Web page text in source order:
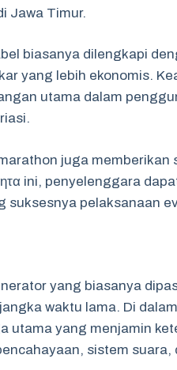
Jawa Timur.
biasanya dilengkapi
yang lebih ekonomis.
utama dalam
juga memberikan
ini, penyelenggara
pelaksanaan
yang biasanya
waktu lama. Di
utama yang menjamin
sistem suara,